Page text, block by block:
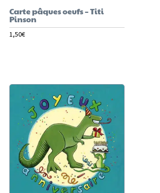
Carte pâques oeufs – Titi
Pinson
1,50€